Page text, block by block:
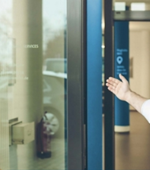
Skip to main content
Skip to footer